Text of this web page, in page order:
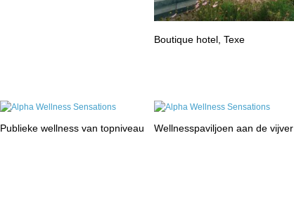
Boutique hotel, Texe
Publieke wellness van topniveau Wellnesspaviljoen aan de vijver